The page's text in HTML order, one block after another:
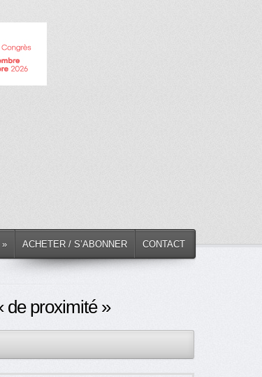
» ACHETER / S’ABONNER CONTACT
de proximité »